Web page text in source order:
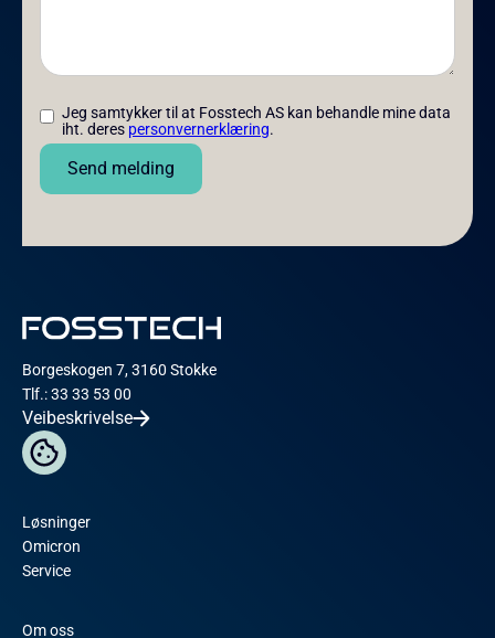
Jeg samtykker til at Fosstech AS kan behandle mine data
iht. deres personvernerklæring.
Borgeskogen 7, 3160 Stokke
Tlf.: 33 33 53 00
Veibeskrivelse
Løsninger
Omicron
Service
Om oss